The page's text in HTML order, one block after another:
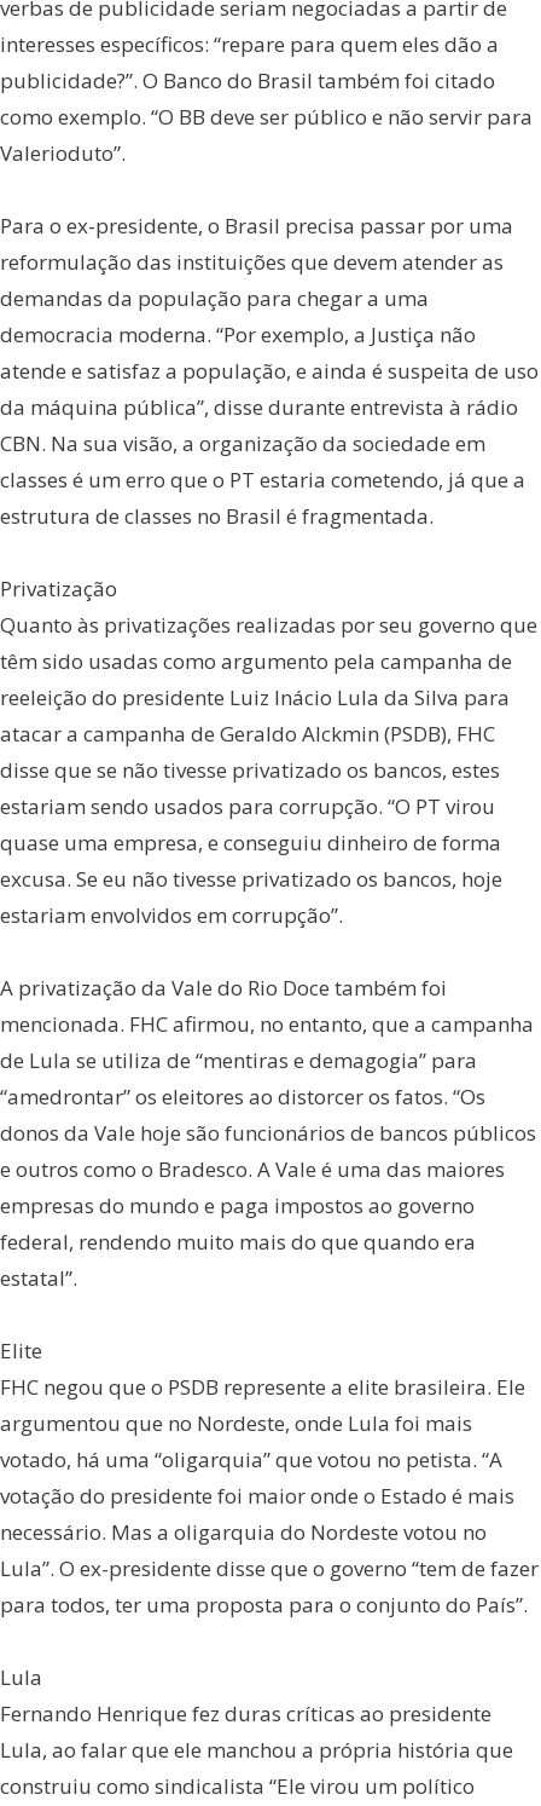
verbas de publicidade seriam negociadas a partir de
interesses específicos: “repare para quem eles dão a
publicidade?”. O Banco do Brasil também foi citado
como exemplo. “O BB deve ser público e não servir para
Valerioduto”.
Para o ex-presidente, o Brasil precisa passar por uma
reformulação das instituições que devem atender as
demandas da população para chegar a uma
democracia moderna. “Por exemplo, a Justiça não
atende e satisfaz a população, e ainda é suspeita de uso
da máquina pública”, disse durante entrevista à rádio
CBN. Na sua visão, a organização da sociedade em
classes é um erro que o PT estaria cometendo, já que a
estrutura de classes no Brasil é fragmentada.
Privatização
Quanto às privatizações realizadas por seu governo que
têm sido usadas como argumento pela campanha de
reeleição do presidente Luiz Inácio Lula da Silva para
atacar a campanha de Geraldo Alckmin (PSDB), FHC
disse que se não tivesse privatizado os bancos, estes
estariam sendo usados para corrupção. “O PT virou
quase uma empresa, e conseguiu dinheiro de forma
excusa. Se eu não tivesse privatizado os bancos, hoje
estariam envolvidos em corrupção”.
A privatização da Vale do Rio Doce também foi
mencionada. FHC afirmou, no entanto, que a campanha
de Lula se utiliza de “mentiras e demagogia” para
“amedrontar” os eleitores ao distorcer os fatos. “Os
donos da Vale hoje são funcionários de bancos públicos
e outros como o Bradesco. A Vale é uma das maiores
empresas do mundo e paga impostos ao governo
federal, rendendo muito mais do que quando era
estatal”.
Elite
FHC negou que o PSDB represente a elite brasileira. Ele
argumentou que no Nordeste, onde Lula foi mais
votado, há uma “oligarquia” que votou no petista. “A
votação do presidente foi maior onde o Estado é mais
necessário. Mas a oligarquia do Nordeste votou no
Lula”. O ex-presidente disse que o governo “tem de fazer
para todos, ter uma proposta para o conjunto do País”.
Lula
Fernando Henrique fez duras críticas ao presidente
Lula, ao falar que ele manchou a própria história que
construiu como sindicalista “Ele virou um político